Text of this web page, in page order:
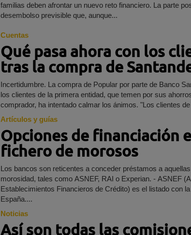
familias deben afrontar un nuevo reto financiero. La parte
desembolso previsible que, aunque...
Cuentas
Qué pasa ahora con los
tras la compra de
Incertidumbre. La compra de Popular por parte de Banco
los clientes de la primera entidad, que temen por sus
comprador, ha intentado calmar los
Artículos y guías
Opciones de financiación
fichero de morosos
Los bancos son reticentes a conceder préstamos a
morosidad, tales como ASNEF, RAI o Experian. - ASNEF
Establecimientos Financieros de Crédito) es el listado con
España....
Noticias
Así son todas las